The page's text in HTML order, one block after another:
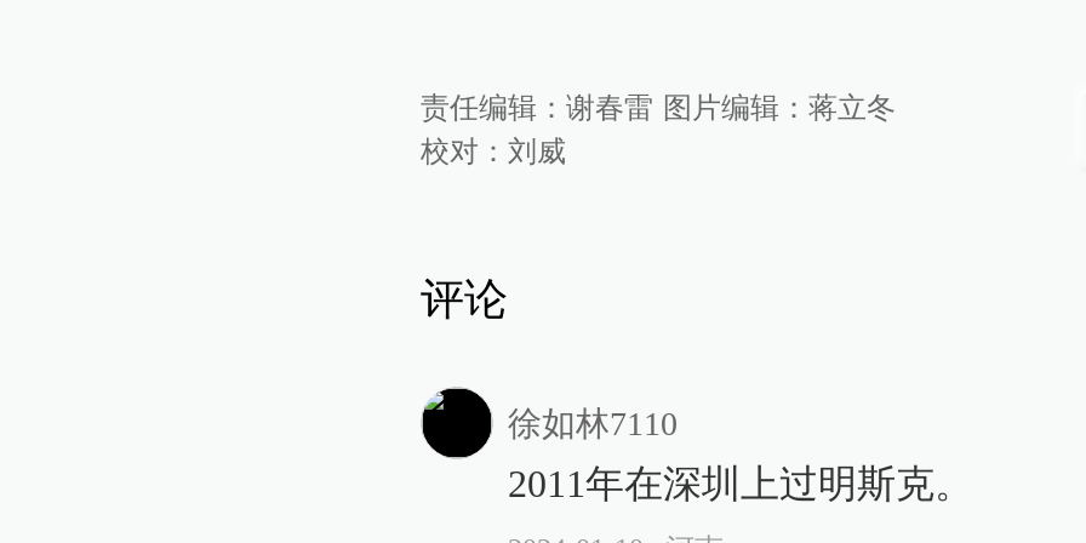
责任编辑： 谢春雷 图片编辑： 蒋立冬
校对： 刘威
评论
徐如林7110
2011年在深圳上过明斯克。